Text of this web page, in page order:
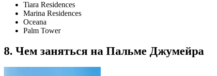
Tiara Residences
Marina Residences
Oceana
Palm Tower
8. Чем заняться на Пальме Джумейра